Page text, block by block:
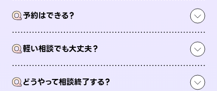
Q予約はできる？
Q軽い相談でも大丈夫？
Qどうやって相談終了する？